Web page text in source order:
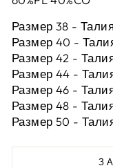
Размер 38 -
Размер 40 -
Размер 42 -
Размер 44 -
Размер 46 -
Размер 48 -
Размер 50 -